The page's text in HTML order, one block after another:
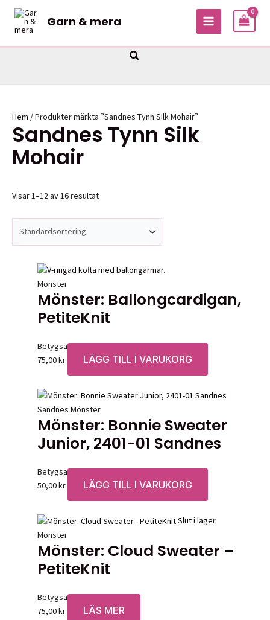
Hoppa
innehåll
Garn & mera
MAIN
Sök
Hem / Produkter märkta ”Sandnes Tynn Silk Mohair”
Sandnes Tynn Silk
Mohair
Visar 1–12 av 16 resultat
Mönster
Mönster: Ballongcardigan,
PetiteKnit
Betygsatt0av 5
75,00kr LÄGG TILL I VARUKORG
Sandnes Mönster
Mönster: Bonnie Sweater
Junior, 2401-01 Sandnes
Betygsatt0av 5
50,00kr LÄGG TILL I VARUKORG
Slut i lager
Mönster
Mönster: Cloud Sweater –
PetiteKnit
Betygsatt0av 5
75,00kr LÄS MER